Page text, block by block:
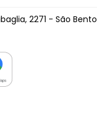
2271 - São Bento